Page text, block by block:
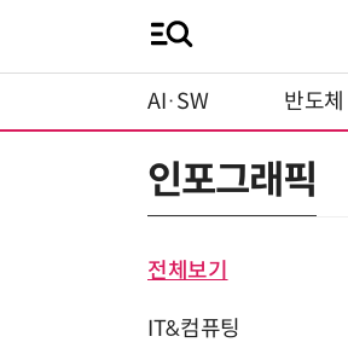
AI·SW 반도체
인포그래픽
전체보기
IT&컴퓨팅